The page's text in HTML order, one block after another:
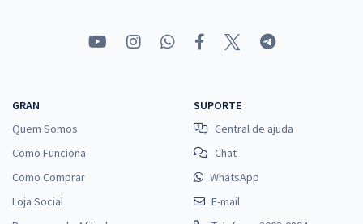
GRAN
Quem Somos
Como Funciona
Como Comprar
Loja Social
SUPORTE
Central de ajuda
Chat
WhatsApp
E-mail